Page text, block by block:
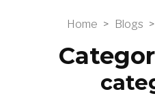
Home > Blogs >